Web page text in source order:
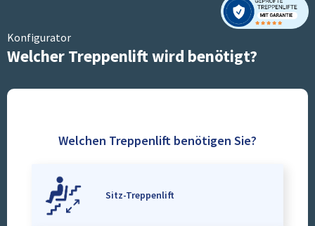
Konfigurator
Welcher Treppenlift wird benötigt?
Welchen Treppenlift benötigen Sie?
Sitz-Treppenlift